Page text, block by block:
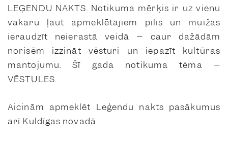
LEĢENDU NAKTS. Notikuma mērķis ir uz vienu
vakaru ļaut apmeklētājiem pilis un muižas
ieraudzīt neierastā veidā – caur dažādām
norisēm izzināt vēsturi un iepazīt kultūras
mantojumu. Šī gada notikuma tēma –
VĒSTULES.
Aicinām apmeklēt Leģendu nakts pasākumus
arī Kuldīgas novadā.